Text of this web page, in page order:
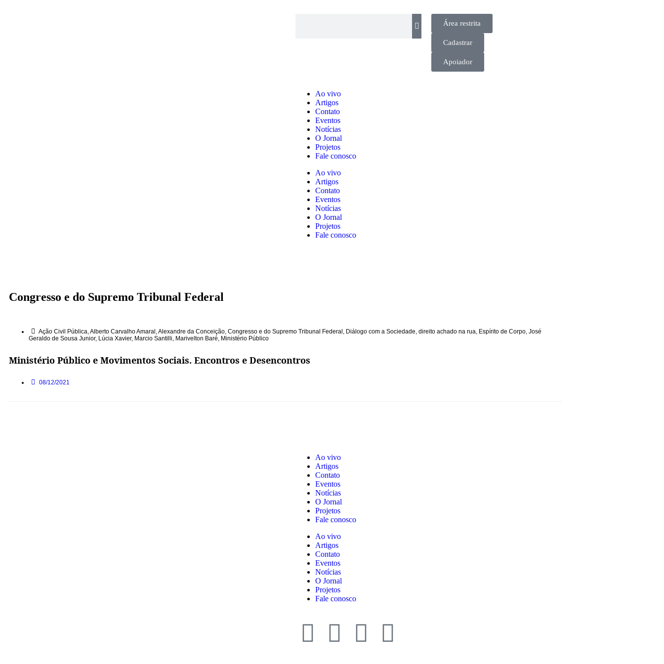
Área restrita
Cadastrar
Apoiador
Ao vivo
Artigos
Contato
Eventos
Notícias
O Jornal
Projetos
Fale conosco
Ao vivo
Artigos
Contato
Eventos
Notícias
O Jornal
Projetos
Fale conosco
Congresso e do Supremo Tribunal Federal
Ação Civil Pública,Alberto Carvalho Amaral ,Alexandre da Conceição, Congresso e do Supremo Tribunal Federal , Diálogo com a Sociedade, direito achado na rua, Espírito de Corpo, José
Geraldo de Sousa Junior, Lúcia Xavier, Marcio Santilli, Marivelton Baré, Ministério Público
Ministério Público e Movimentos Sociais. Encontros e Desencontros
08/12/2021
Ao vivo
Artigos
Contato
Eventos
Notícias
O Jornal
Projetos
Fale conosco
Ao vivo
Artigos
Contato
Eventos
Notícias
O Jornal
Projetos
Fale conosco